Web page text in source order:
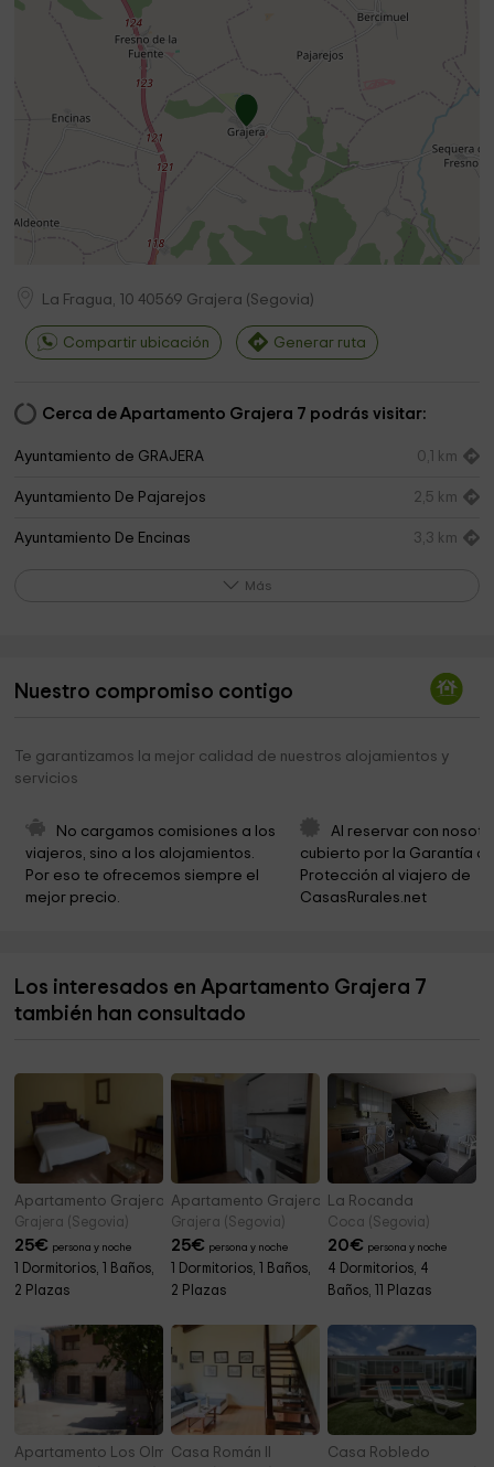
La Fragua, 10 40569 Grajera (Segovia)
Compartir ubicación Generar ruta
Cerca de Apartamento Grajera 7 podrás visitar:
Ayuntamiento de GRAJERA 0,1 km
Ayuntamiento De Pajarejos 2,5 km
Ayuntamiento De Encinas 3,3 km
Ayuntamiento de Boceguillas 4,6 km
Ayuntamiento De Boceguillas
Ayuntamiento de Boceguillas
Ayuntamiento Sequera De Fresno
Nuestra Señora de la Asunción 5,6 km
Ayuntamiento de Aldeonte 6,0 km
Más
Nuestro compromiso contigo
Te garantizamos la mejor calidad de nuestros alojamientos y
servicios
No cargamos comisiones a los
viajeros, sino a los alojamientos.
Por eso te ofrecemos siempre el
mejor precio.
Al reservar con
cubierto por la Garantía
Protección al viajero de
CasasRurales.net
Los interesados en Apartamento Grajera 7
también han consultado
Apartamento Grajera 8
Grajera (Segovia)
25€ persona y noche
1 Dormitorios, 1 Baños,
2 Plazas
Apartamento Grajera 10
Grajera (Segovia)
25€ persona y noche
1 Dormitorios, 1 Baños,
2 Plazas
La Rocanda
Coca (Segovia)
20€ persona y noche
4 Dormitorios, 4
Baños, 11 Plazas
Apartamento Los OlmosCasa Román II Casa Robledo